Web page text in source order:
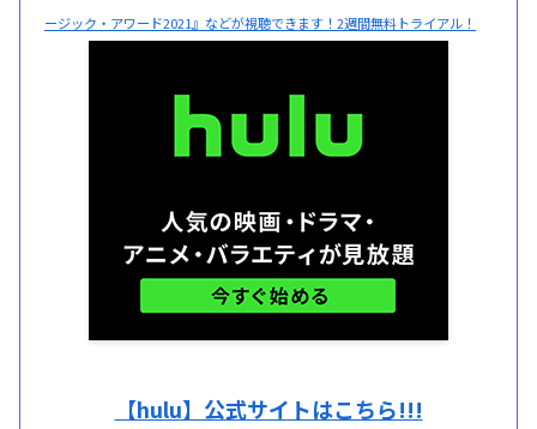
ージック・アワード2021』などが視聴できます！2週間無料トライアル！
【hulu】公式サイトはこちら!!!